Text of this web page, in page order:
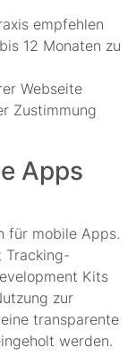
empfehlen
12 Monaten zu
Webseite
Zustimmung
Apps
für mobile Apps.
Tracking-
Kits
zur
transparente
werden.